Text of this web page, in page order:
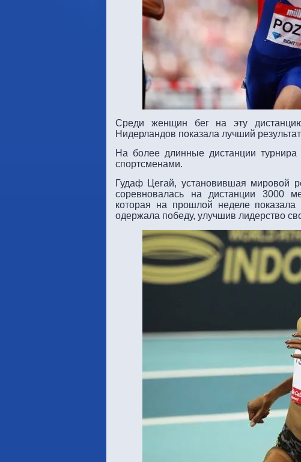
Среди женщин бег на эту
Нидерландов показала лучший
На более длинные дистанции
спортсменами.
Гудаф Цегай, установившая мировой
соревновалась на дистанции 3000
которая на прошлой неделе
одержала победу, улучшив лидерство